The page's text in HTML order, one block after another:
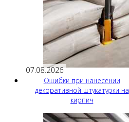
07.08.2026
Ошибки при нанесении
декоративной штукатурки на
кирпич